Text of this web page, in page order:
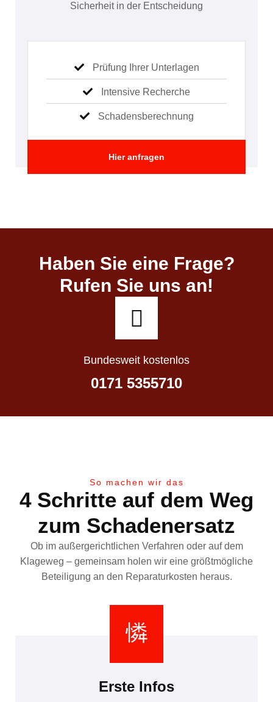
Sicherheit in der Entscheidung
Prüfung Ihrer Unterlagen
Intensive Recherche
Schadensberechnung
Hier anfragen
Haben Sie eine Frage?
Rufen Sie uns an!
Bundesweit kostenlos
0171 5355710
So machen wir das
4 Schritte auf dem Weg
zum Schadenersatz
Ob im außergerichtlichen Verfahren oder auf dem
Klageweg – gemeinsam holen wir eine größtmögliche
Beteiligung an den Reparaturkosten heraus.
Erste Infos